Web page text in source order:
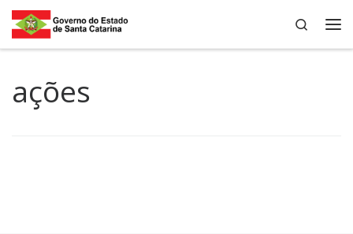
Skip to content
Search
ações